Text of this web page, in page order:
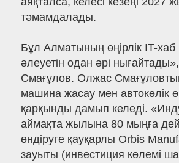
тәмамдалады.
Бұл Алматының өңірлік IT-хаб
әлеуетін одан әрі
Смағұлов. Олжас
машина жасау мен автокөлік
қарқынды дамып келеді.
аймақта жылына 80 мыңға
өндіруге қауқарлы Orbis
зауыты (инвестиция көлемі